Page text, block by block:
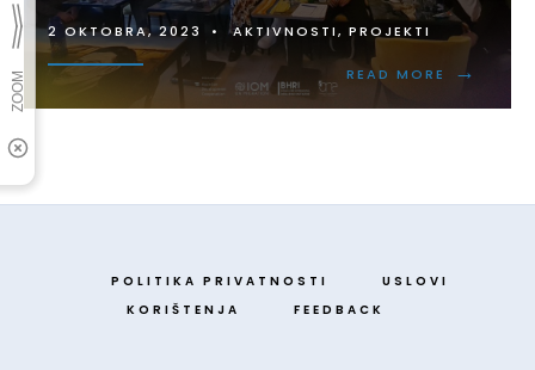
2 OKTOBRA, 2023 • AKTIVNOSTI, PROJEKTI
READ MORE →
POLITIKA PRIVATNOSTI
USLOVI
KORIŠTENJA
FEEDBACK